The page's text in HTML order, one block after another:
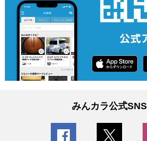
みんカラ公式SNS